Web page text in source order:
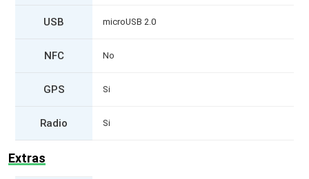
USB microUSB 2.0
NFC No
GPS Si
Radio Si
Extras